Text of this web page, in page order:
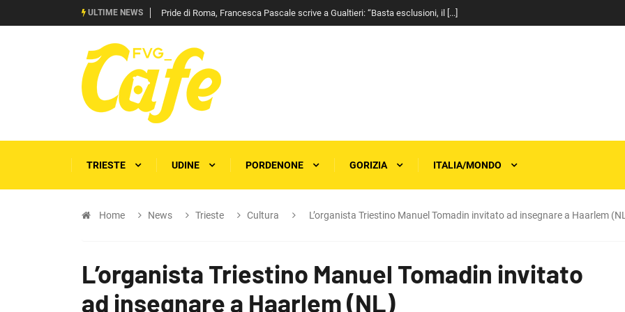
ULTIME NEWS Pride di Roma, Francesca Pascale scrive a Gualtieri: “Basta esclusioni, il [...]
TRIESTE UDINE PORDENONE GORIZIA ITALIA/MONDO
Home News Trieste Cultura L’organista Triestino Manuel Tomadin invitato ad insegnare a Haarlem
L’organista Triestino Manuel Tomadin invitato
ad insegnare a Haarlem (NL)